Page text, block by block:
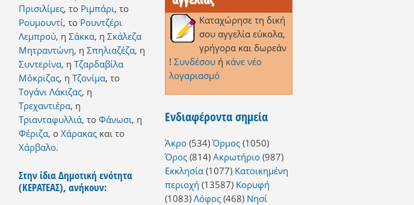
Πρισιλίμες, το Ριμπάρι, το
Ρουμουντί, το Ρουντζέρι
Λεμπρού, η Σάκκα, η Σκάλεζα
Μητραντώνη, η Σπηλιαζέζα, η
Συντερίνα, η Τζαρδαβίλα
Μόκριζας, η Τζονίμα, το
Τογάνι Λάκιζας, η
Τρεχαντιέρα, η
Τριανταφυλλιά, το Φάνωσι, η
Φέριζα, ο Χάρακας και το
Χάρβαλο.
Στην ίδια Δημοτική ενότητα
(ΚΕΡΑΤΕΑΣ), ανήκουν:
Καταχώρησε τη δική
σου αγγελία εύκολα,
γρήγορα και δωρεάν
! Συνδέσουή κάνε νέο
λογαριασμό
Ενδιαφέροντα σημεία
Άκρο(534) Όρμος(1050)
Όρος(814) Ακρωτήριο(987)
Εκκλησία(1077) Κατοικημένη
περιοχή (13587) Κορυφή
(1083) Λόφος(468) Νησί